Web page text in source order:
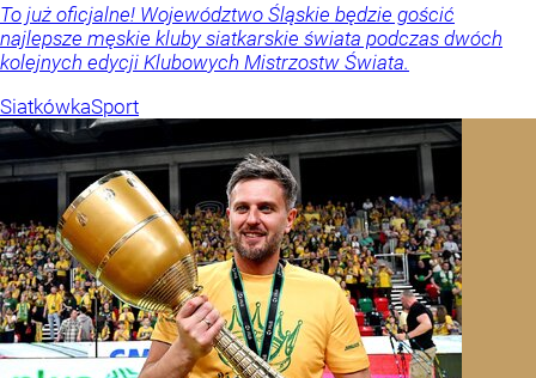
To już oficjalne! Województwo Śląskie będzie gościć
najlepsze męskie kluby siatkarskie świata podczas dwóch
kolejnych edycji Klubowych Mistrzostw Świata.
SiatkówkaSport